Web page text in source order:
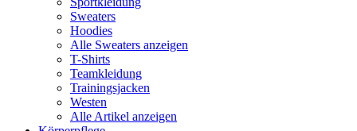
Sweaters
Hoodies
Alle Sweaters anzeigen
T-Shirts
Teamkleidung
Trainingsjacken
Westen
Alle Artikel anzeigen